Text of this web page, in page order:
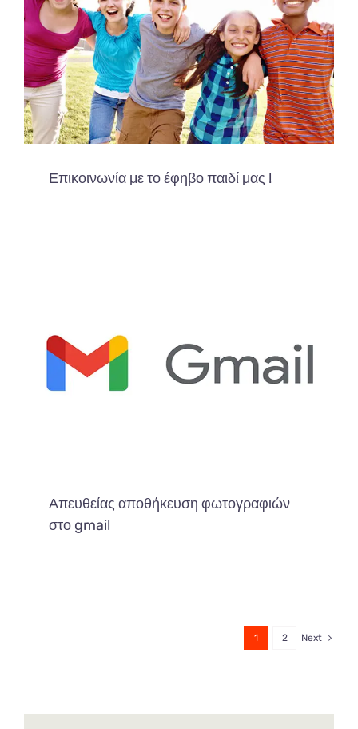
Επικοινωνία με το έφηβο παιδί μας !
Απευθείας αποθήκευση φωτογραφιών
στο gmail
1 2 Next